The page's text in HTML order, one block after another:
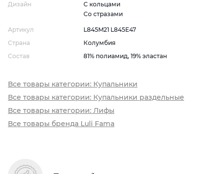
Дизайн
С кольцами
Со стразами
Артикул
L845M21 L845E47
Страна
Колумбия
Состав
81% полиамид, 19% эластан
Все товары категории: Купальники
Все товары категории: Купальники раздельные
Все товары категории: Лифы
Все товары бренда Luli Fama